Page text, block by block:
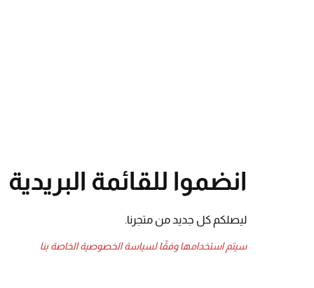
انضموا للقائمة البريدية
ليصلكم كل جديد من متجرنا.
سيتم استخدامها وفقًا لسياسة الخصوصية الخاصة بنا